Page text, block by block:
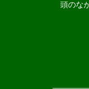
頭のな